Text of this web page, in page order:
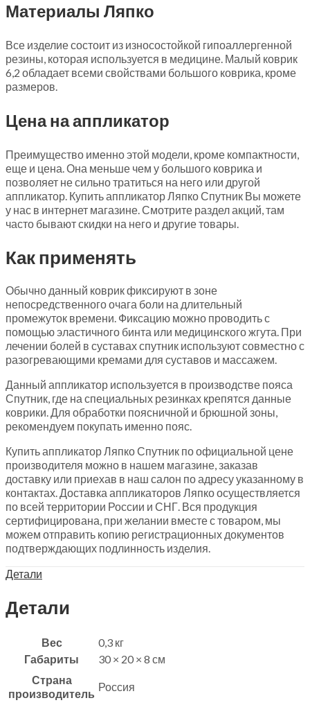
Материалы Ляпко
Все изделие состоит из износостойкой гипоаллергенной
резины, которая используется в медицине. Малый коврик
6,2 обладает всеми свойствами большого коврика, кроме
размеров.
Цена на аппликатор
Преимущество именно этой модели, кроме компактности,
еще и цена. Она меньше чем у большого коврика и
позволяет не сильно тратиться на него или другой
аппликатор. Купить аппликатор Ляпко Спутник Вы можете
у нас в интернет магазине. Смотрите раздел акций, там
часто бывают скидки на него и другие товары.
Как применять
Обычно данный коврик фиксируют в зоне
непосредственного очага боли на длительный
промежуток времени. Фиксацию можно проводить с
помощью эластичного бинта или медицинского жгута. При
лечении болей в суставах спутник используют совместно с
разогревающими кремами для суставов и массажем.
Данный аппликатор используется в производстве пояса
Спутник, где на специальных резинках крепятся данные
коврики. Для обработки поясничной и брюшной зоны,
рекомендуем покупать именно пояс.
Купить аппликатор Ляпко Спутник по официальной цене
производителя можно в нашем магазине, заказав
доставку или приехав в наш салон по адресу указанному в
контактах. Доставка аппликаторов Ляпко осуществляется
по всей территории России и СНГ. Вся продукция
сертифицирована, при желании вместе с товаром, мы
можем отправить копию регистрационных документов
подтверждающих подлинность изделия.
Детали
Детали
Вес
0,3 кг
Габариты
30 × 20 × 8 см
Страна
производитель
Россия